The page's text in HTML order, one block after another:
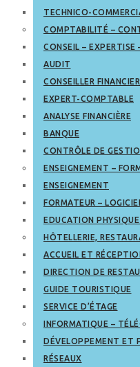
TECHNICO-
COMPTABILITÉ –
CONSEIL – EXPERTISE
AUDIT
CONSEILLER FINANCIER
EXPERT-COMPTABLE
ANALYSE FINANCIÈRE
BANQUE
CONTRÔLE DE
ENSEIGNEMENT –
ENSEIGNEMENT
FORMATEUR –
EDUCATION
HÔTELLERIE,
ACCUEIL ET
DIRECTION DE
GUIDE TOURISTIQUE
SERVICE D’ÉTAGE
INFORMATIQUE –
DÉVELOPPEMENT ET
RÉSEAUX